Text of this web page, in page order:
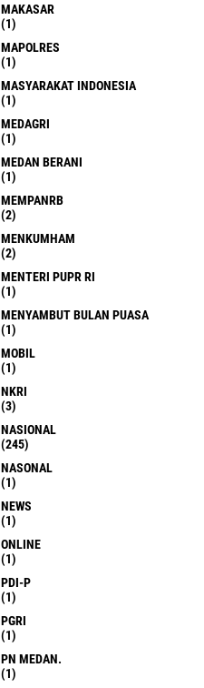
MAKASAR
(1)
MAPOLRES
(1)
MASYARAKAT INDONESIA
(1)
MEDAGRI
(1)
MEDAN BERANI
(1)
MEMPANRB
(2)
MENKUMHAM
(2)
MENTERI PUPR RI
(1)
MENYAMBUT BULAN PUASA
(1)
MOBIL
(1)
NKRI
(3)
NASIONAL
(245)
NASONAL
(1)
NEWS
(1)
ONLINE
(1)
PDI-P
(1)
PGRI
(1)
PN MEDAN.
(1)